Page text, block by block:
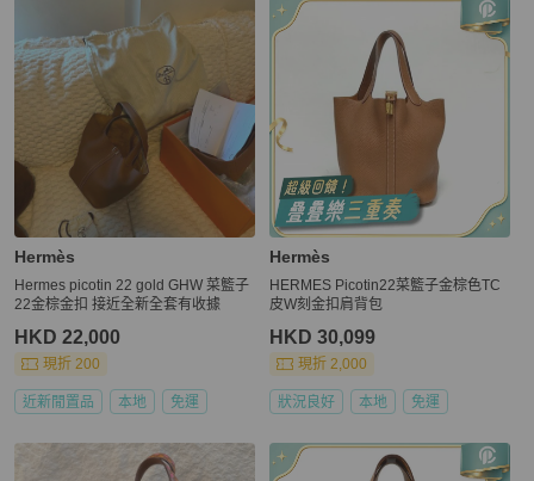
Hermès
Hermes picotin 22 gold GHW 菜籃子
22金棕金扣 接近全新全套有收據
HKD 22,000
現折 200
近新閒置品 本地 免運
Hermès
HERMES Picotin22菜籃子金棕色TC
皮W刻金扣肩背包
HKD 30,099
現折 2,000
狀況良好 本地 免運